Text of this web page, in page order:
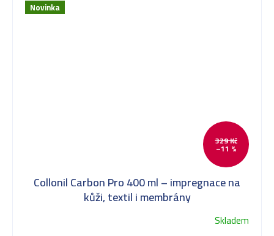
Novinka
329 Kč
–11 %
Collonil Carbon Pro 400 ml – impregnace na
kůži, textil i membrány
Skladem